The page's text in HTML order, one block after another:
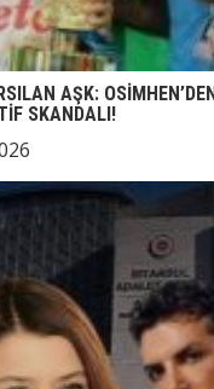
AŞK:
SKANDALI!